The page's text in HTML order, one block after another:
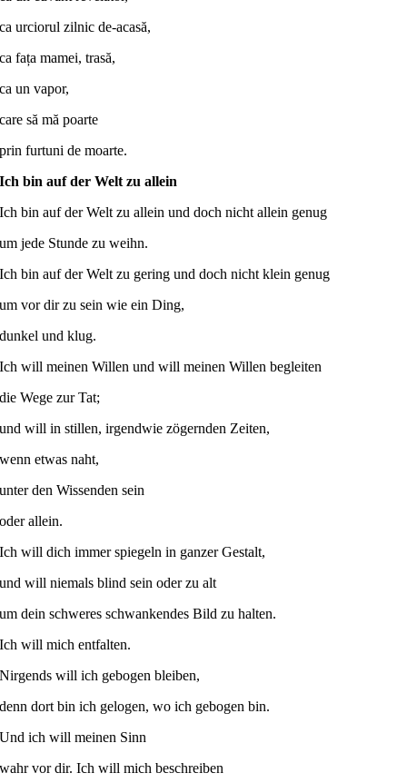
ca urciorul zilnic de-acasă,
ca fața mamei, trasă,
ca un vapor,
care să mă poarte
prin furtuni de moarte.
Ich bin auf der Welt zu allein
Ich bin auf der Welt zu allein und doch nicht allein genug
um jede Stunde zu weihn.
Ich bin auf der Welt zu gering und doch nicht klein genug
um vor dir zu sein wie ein Ding,
dunkel und klug.
Ich will meinen Willen und will meinen Willen begleiten
die Wege zur Tat;
und will in stillen, irgendwie zögernden Zeiten,
wenn etwas naht,
unter den Wissenden sein
oder allein.
Ich will dich immer spiegeln in ganzer Gestalt,
und will niemals blind sein oder zu alt
um dein schweres schwankendes Bild zu halten.
Ich will mich entfalten.
Nirgends will ich gebogen bleiben,
denn dort bin ich gelogen, wo ich gebogen bin.
Und ich will meinen Sinn
wahr vor dir. Ich will mich beschreiben